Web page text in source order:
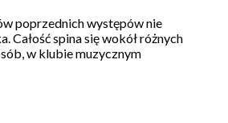
poprzednich występów nie
spina się wokół różnych
w klubie muzycznym